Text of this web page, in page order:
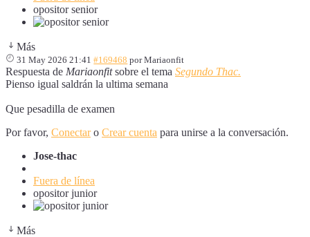
opositor senior
Más
31 May 2026 21:41 #169468 porMariaonfit
Respuesta de Mariaonfitsobre el tema Segundo Thac.
Pienso igual saldrán la ultima semana
Que pesadilla de examen
Por favor, Conectaro Crear cuenta para unirse a la conversación.
Jose-thac
Fuera de línea
opositor junior
Más